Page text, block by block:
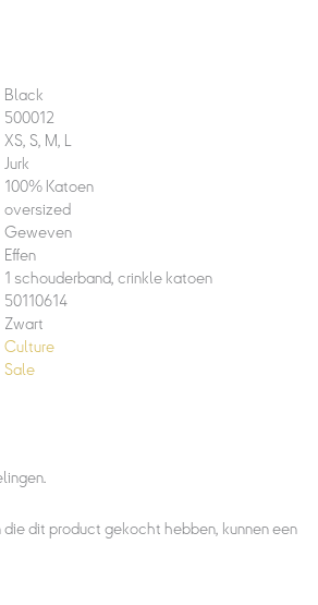
Black
500012
XS, S, M, L
Jurk
100% Katoen
oversized
Geweven
Effen
1 schouderband, crinkle katoen
50110614
Zwart
Culture
Sale
dit product gekocht hebben, kunnen een